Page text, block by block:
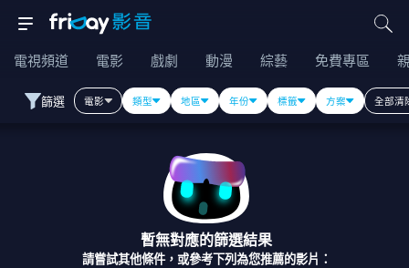
電視頻道 電影 戲劇 動漫 綜藝 免費專區
篩選 電影 類型 地區 年份 標籤 方案 全部清
暫無對應的篩選結果
請嘗試其他條件，或參考下列為您推薦的影片：